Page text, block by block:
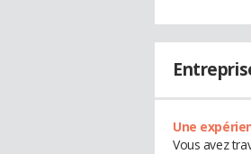
Une
Vous avez